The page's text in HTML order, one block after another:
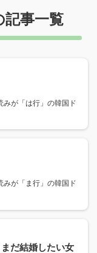
記事一覧
みが「は行」の韓国ド
みが「ま行」の韓国ド
だ結婚したい女